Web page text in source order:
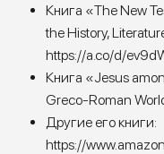
Книга «The New
the History,
https://a.co/d/
Книга «Jesus
Greco-Roman
Другие его книги:
https://